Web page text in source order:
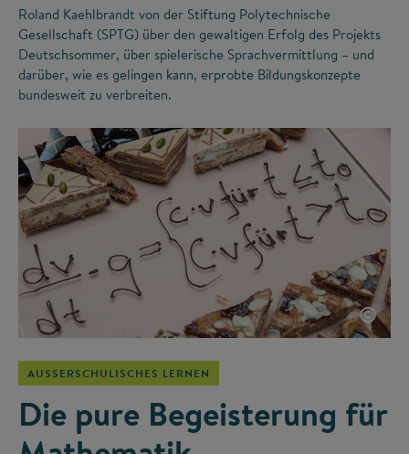
Roland Kaehlbrandt von der Stiftung Polytechnische
Gesellschaft (SPTG) über den gewaltigen Erfolg des Projekts
Deutschsommer, über spielerische Sprachvermittlung – und
darüber, wie es gelingen kann, erprobte Bildungskonzepte
bundesweit zu verbreiten.
©
AUSSERSCHULISCHES LERNEN
Die pure Begeisterung für